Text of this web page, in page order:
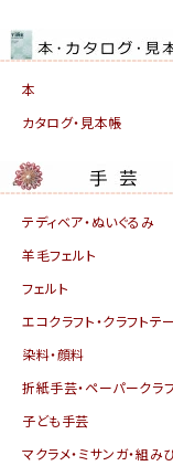
本
カタログ・見本帳
テディベア・ぬいぐるみ
羊毛フェルト
フェルト
エコクラフト・クラフトテ
染料・顔料
折紙手芸・ペーパークラ
子ども手芸
マクラメ・ミサンガ・組み